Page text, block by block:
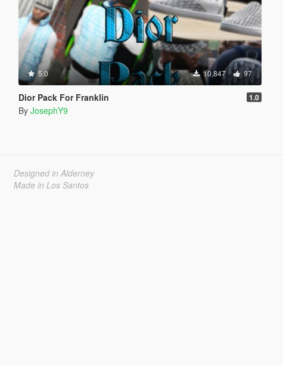
5.0 10,847 97
Dior Pack For Franklin 1.0
By JosephY9
Designed in Alderney
Made in Los Santos